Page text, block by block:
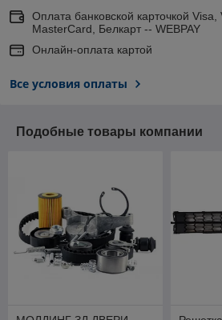
Оплата банковской карточкой
MasterCard, Белкарт -- WEBPAY
Онлайн-оплата картой
Все условия оплаты
Подобные товары компании